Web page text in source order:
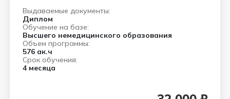
Выдаваемые документы:
Диплом
Обучение на базе:
Высшего немедицинского образования
Объем программы:
576 ак.ч
Срок обучения:
4 месяца